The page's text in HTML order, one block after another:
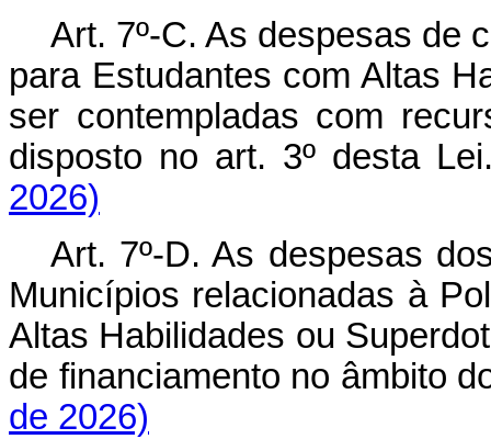
Art. 7º-C. As despesas de
para Estudantes com Altas
ser contempladas com
disposto no art. 3º desta
2026)
Art. 7º-D. As despesas
Municípios relacionadas à
Altas Habilidades ou
de financiamento no âmbito
de 2026)